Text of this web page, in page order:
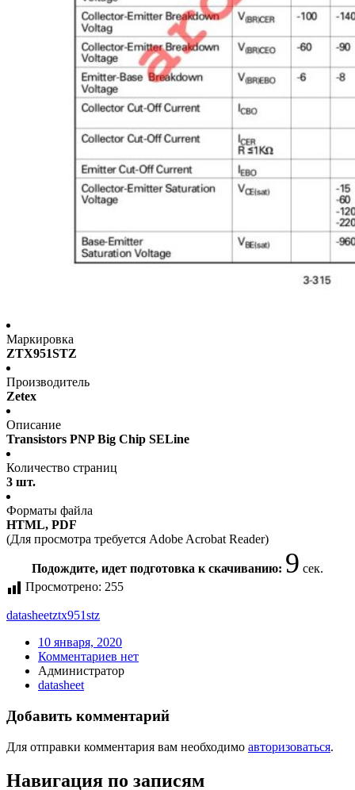
Маркировка
ZTX951STZ
Производитель
Zetex
Описание
Transistors PNP Big Chip SELine
Количество страниц
3 шт.
Форматы файла
HTML, PDF
(Для просмотра требуется Adobe Acrobat Reader)
Подождите, идет подготовка к скачиванию: 9 сек.
Просмотрено: 255
datasheetztx951stz
10 января, 2020
Комментариев нет
Администратор
datasheet
Добавить комментарий
Для отправки комментария вам необходимо авторизоваться.
Навигация по записям